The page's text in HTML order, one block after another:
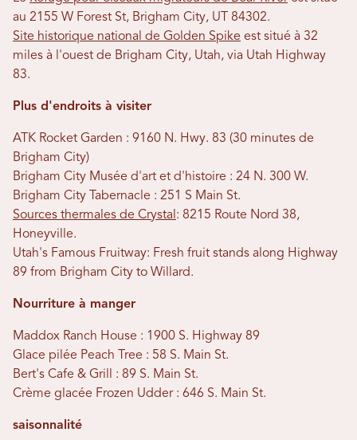
au 2155 W Forest St, Brigham City, UT 84302.
Site historique national de Golden Spike est situé à 32
miles à l'ouest de Brigham City, Utah, via Utah Highway
83.
Plus d'endroits à visiter
ATK Rocket Garden : 9160 N. Hwy. 83 (30 minutes de
Brigham City)
Brigham City Musée d'art et d'histoire : 24 N. 300 W.
Brigham City Tabernacle : 251 S Main St.
Sources thermales de Crystal : 8215 Route Nord 38,
Honeyville.
Utah's Famous Fruitway: Fresh fruit stands along Highway
89 from Brigham City to Willard.
Nourriture à manger
Maddox Ranch House : 1900 S. Highway 89
Glace pilée Peach Tree : 58 S. Main St.
Bert's Cafe & Grill : 89 S. Main St.
Crème glacée Frozen Udder : 646 S. Main St.
saisonnalité